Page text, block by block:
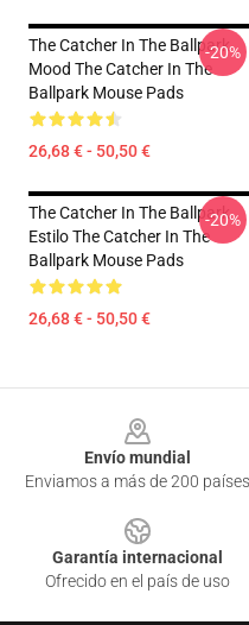
The Catcher In The Ballpark
Mood The Catcher In The
Ballpark Mouse Pads
26,68 € - 50,50 €
-20%
The Catcher In The Ballpark
Estilo The Catcher In The
Ballpark Mouse Pads
26,68 € - 50,50 €
-20%
Envío mundial
Enviamos a más de 200 países
Garantía internacional
Ofrecido en el país de uso